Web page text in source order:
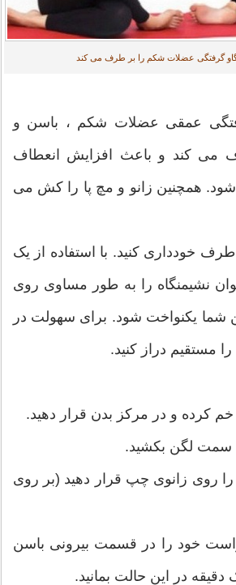
گرفتگی عضلات شکم را بر طرف می کند
عمقی عضلات شکم ، باسن و
می کند و باعث افزایش انعطاف
همچنین زانو و مچ پا را کش می
خودداری کنید. با استفاده از یک
نشیمنگاه را به طور مساوی روی
شما یکنواخت شود. برای سهولت در
مستقیم دراز کنید.
کرده و در مرکز بدن قرار دهید.
سمت لگن بکشید.
روی زانوی چپ قرار دهید (بر روی
خود را در قسمت بیرونی باسن
در این حالت بمانید.